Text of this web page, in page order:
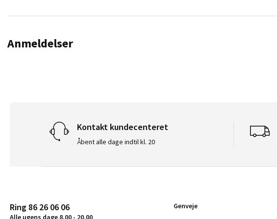
Anmeldelser
Kontakt kundecenteret
Åbent alle dage indtil kl. 20
Ring 86 26 06 06
Alle ugens dage 8.00 - 20.00
Genveje